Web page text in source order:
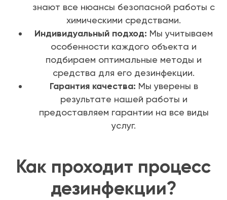
знают все нюансы безопасной работы с
химическими средствами.
Индивидуальный подход: Мы учитываем
особенности каждого объекта и
подбираем оптимальные методы и
средства для его дезинфекции.
Гарантия качества: Мы уверены в
результате нашей работы и
предоставляем гарантии на все виды
услуг.
Как проходит процесс
дезинфекции?